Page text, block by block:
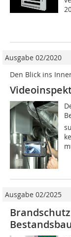
Ausgabe 02/2020
Den Blick ins
Ausgabe 02/2025
Bestandsbau